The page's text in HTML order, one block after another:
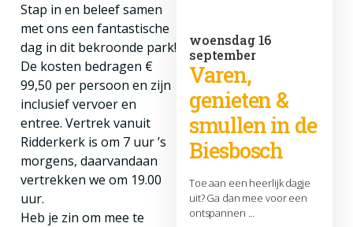
Stap in en beleef samen
met ons een fantastische
dag in dit bekroonde park!
De kosten bedragen €
99,50 per persoon en zijn
inclusief vervoer en
entree. Vertrek vanuit
Ridderkerk is om 7 uur ’s
morgens, daarvandaan
vertrekken we om 19.00
uur.
Heb je zin om mee te
woensdag 16
september
Varen,
genieten &
smullen in de
Biesbosch
Toe aan een heerlijk dagje
uit? Ga dan mee voor een
ontspannen ...